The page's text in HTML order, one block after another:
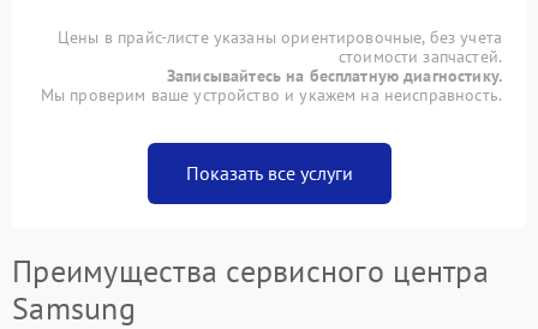
Цены в прайс-листе указаны ориентировочные, без учета
стоимости запчастей.
Записывайтесь на бесплатную диагностику.
Мы проверим ваше устройство и укажем на неисправность.
Показать все услуги
Преимущества сервисного центра
Samsung